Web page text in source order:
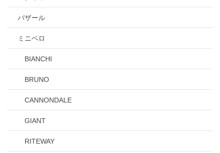
バザール
ミニベロ
BIANCHI
BRUNO
CANNONDALE
GIANT
RITEWAY